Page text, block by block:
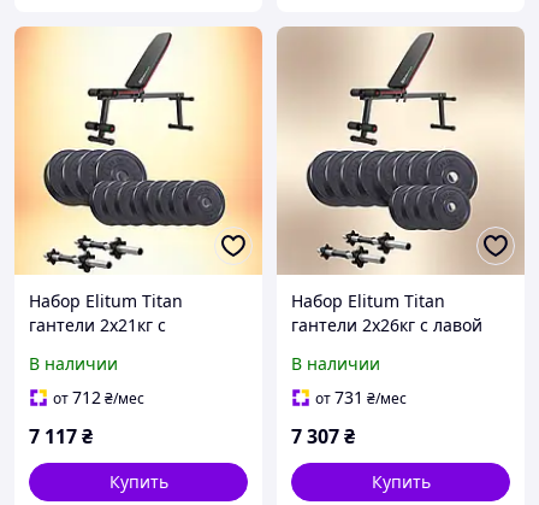
Набор Elitum Titan
гантели 2х21кг с
оптимальный комплект
для силовых занятий
В наличии
от712₴/мес
7 117₴
Купить
Набор Elitum Titan
гантели 2х26кг с лавой
комплект для домашних
силовых тренировок
В наличии
от731 ₴/мес
7 307₴
Купить